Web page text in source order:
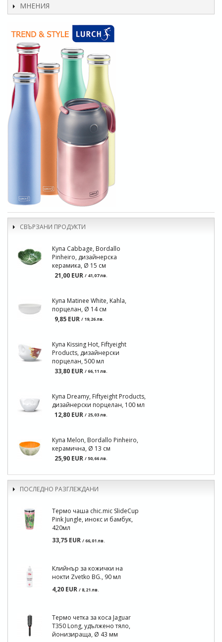
МНЕНИЯ
СВЪРЗАНИ ПРОДУКТИ
Купа Cabbage, Bordallo
Pinheiro, дизайнерска
керамика, Ø 15 см
21,00 EUR / 41,07 лв.
Купа Matinee White, Kahla,
порцелан, Ø 14 см
9,85 EUR / 19,26 лв.
Купа Kissing Hot, Fiftyeight
Products, дизайнерски
порцелан, 500 мл
33,80 EUR / 66,11 лв.
Купа Dreamy, Fiftyeight Products,
дизайнерски порцелан, 100 мл
12,80 EUR / 25,03 лв.
Купа Melon, Bordallo Pinheiro,
керамична, Ø 13 см
25,90 EUR / 50,66 лв.
ПОСЛЕДНО РАЗГЛЕЖДАНИ
Термо чаша chic.mic SlideCup
Pink Jungle, инокс и бамбук,
420мл
33,75 EUR / 66,01 лв.
Клийнър за кожички на
нокти Zvetko BG., 90 мл
4,20 EUR / 8,21 лв.
Термо четка за коса Jaguar
Т350 Long, удължено тяло,
йонизираща, Ø 43 мм